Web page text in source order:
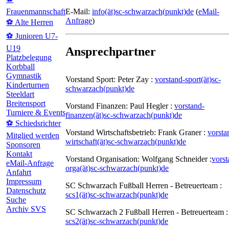
Frauenmannschaft
⚽ Alte Herren
⚽ Junioren U7-
U19
Platzbelegung
Korbball
Gymnastik
Kinderturnen
Steeldart
Breitensport
Turniere & Events
⚽ Schiedsrichter
Mitglied werden
Sponsoren
Kontakt
eMail-Anfrage
Anfahrt
Impressum
Datenschutz
Suche
Archiv SVS
E-Mail: info(ät)sc-schwarzach(punkt)de (eMail-
Anfrage)
Ansprechpartner
Vorstand Sport: Peter Zay : vorstand-sport(ät)sc-
schwarzach(punkt)de
Vorstand Finanzen: Paul Hegler : vorstand-
finanzen(ät)sc-schwarzach(punkt)de
Vorstand Wirtschaftsbetrieb: Frank Graner :
wirtschaft(ät)sc-schwarzach(punkt)de
Vorstand Organisation: Wolfgang Schneider :
orga(ät)sc-schwarzach(punkt)de
SC Schwarzach Fußball Herren - Betreuerteam :
scs1(ät)sc-schwarzach(punkt)de
SC Schwarzach 2 Fußball Herren - Betreuerteam :
scs2(ät)sc-schwarzach(punkt)de